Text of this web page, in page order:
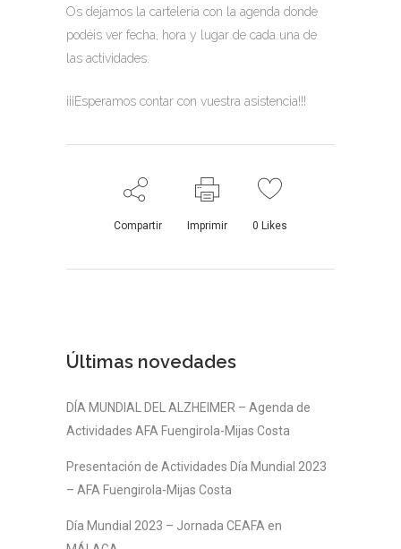
Os dejamos la cartelería con la agenda donde
podéis ver fecha, hora y lugar de cada una de
las actividades.
¡¡¡Esperamos contar con vuestra asistencia!!!
Compartir Imprimir 0 Likes
Últimas novedades
DÍA MUNDIAL DEL ALZHEIMER – Agenda de
Actividades AFA Fuengirola-Mijas Costa
Presentación de Actividades Día Mundial 2023
– AFA Fuengirola-Mijas Costa
Día Mundial 2023 – Jornada CEAFA en